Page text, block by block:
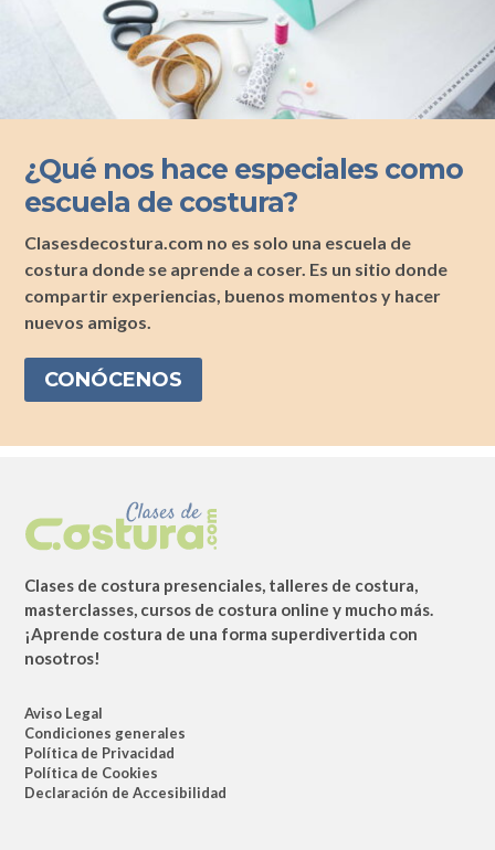
¿Qué nos hace especiales como
escuela de costura?
Clasesdecostura.com no es solo una escuela de
costura donde se aprende a coser. Es un sitio donde
compartir experiencias, buenos momentos y hacer
nuevos amigos.
CONÓCENOS
Clases de costura presenciales, talleres de costura,
masterclasses, cursos de costura online y mucho más.
¡Aprende costura de una forma superdivertida con
nosotros!
Aviso Legal
Condiciones generales
Política de Privacidad
Política de Cookies
Declaración de Accesibilidad